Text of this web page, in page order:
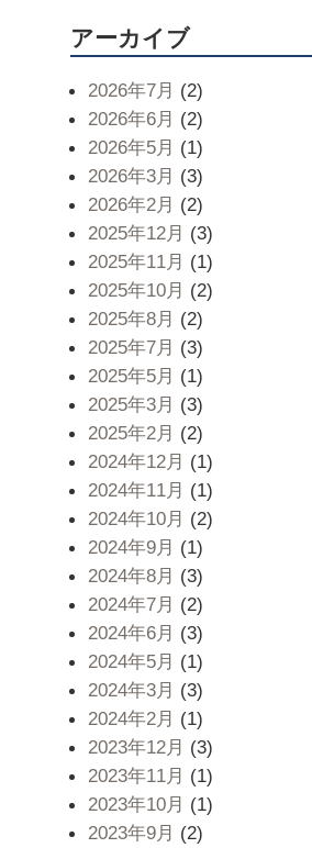
アーカイブ
2026年7月 (2)
2026年6月 (2)
2026年5月 (1)
2026年3月 (3)
2026年2月 (2)
2025年12月 (3)
2025年11月 (1)
2025年10月 (2)
2025年8月 (2)
2025年7月 (3)
2025年5月 (1)
2025年3月 (3)
2025年2月 (2)
2024年12月 (1)
2024年11月 (1)
2024年10月 (2)
2024年9月 (1)
2024年8月 (3)
2024年7月 (2)
2024年6月 (3)
2024年5月 (1)
2024年3月 (3)
2024年2月 (1)
2023年12月 (3)
2023年11月 (1)
2023年10月 (1)
2023年9月 (2)